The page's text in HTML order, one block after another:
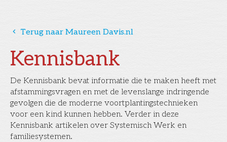
Kennisbank
De Kennisbank bevat informatie die te maken heeft met
afstammingsvragen en met de levenslange indringende
gevolgen die de moderne voortplantingstechnieken
voor een kind kunnen hebben. Verder in deze
Kennisbank artikelen over Systemisch Werk en
familiesystemen.
󰅁 Terug naar Maureen Davis.nl